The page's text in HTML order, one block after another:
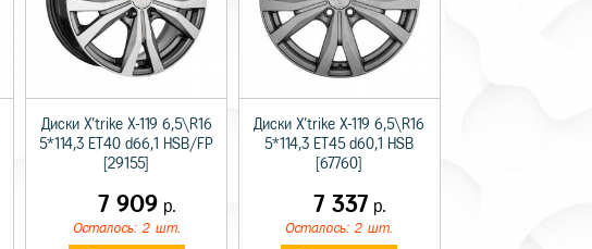
Диски X'trike X-119 6,5\R16
5*114,3 ET40 d66,1 HSB/FP
[29155]
7 909 р.
Осталось: 2 шт.
Диски X'trike X-119 6,5\R16
5*114,3 ET45 d60,1 HSB
[67760]
7 337 р.
Осталось: 2 шт.